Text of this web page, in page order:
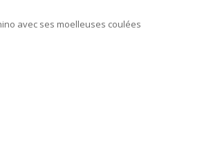
avec ses moelleuses coulées